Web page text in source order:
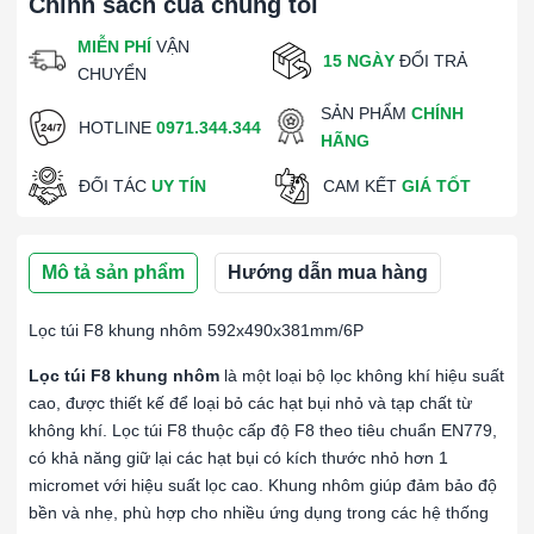
MIỄN PHÍ VẬN
CHUYỂN
15 NGÀY ĐỔI TRẢ
HOTLINE 0971.344.344
SẢN PHẨMCHÍNH
HÃNG
ĐỐI TÁC UY TÍN CAM KẾT GIÁ TỐT
Mô tả sản phẩm Hướng dẫn mua hàng
Lọc túi F8 khung nhôm 592x490x381mm/6P
Lọc túi F8 khung nhôm là một loại bộ lọc không khí hiệu suất
cao, được thiết kế để loại bỏ các hạt bụi nhỏ và tạp chất từ
không khí. Lọc túi F8 thuộc cấp độ F8 theo tiêu chuẩn EN779,
có khả năng giữ lại các hạt bụi có kích thước nhỏ hơn 1
micromet với hiệu suất lọc cao. Khung nhôm giúp đảm bảo độ
bền và nhẹ, phù hợp cho nhiều ứng dụng trong các hệ thống